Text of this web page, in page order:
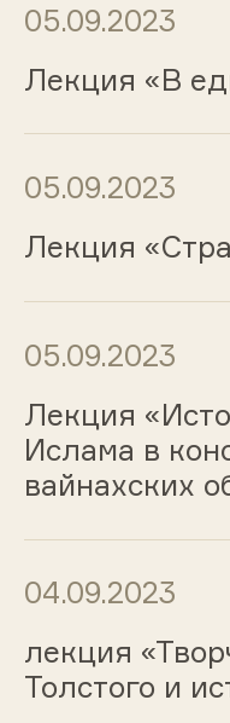
05.09.2023
Лекция «В
05.09.2023
Лекция
05.09.2023
Лекция
Ислама в
вайнахских
04.09.2023
лекция
Толстого и